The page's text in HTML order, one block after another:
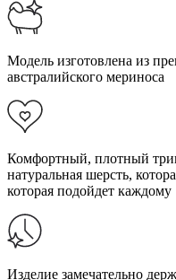
Модель изготовлена из
австралийского мериноса
Комфортный, плотный
натуральная шерсть,
которая подойдет каждому
Изделие замечательно